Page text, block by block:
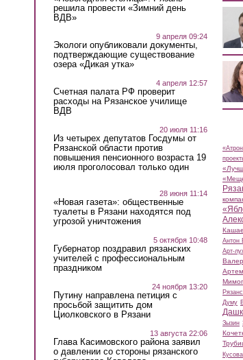
решила провести «Зимний день
ВДВ»
9 апреля 09:24
Экологи опубликовали документы,
подтверждающие существование
озера «Дикая утка»
4 апреля 12:57
Счетная палата РФ проверит
расходы на Рязанское училище
ВДВ
20 июля 11:16
Из четырех депутатов Госдумы от
Рязанской области против
повышения пенсионного возраста 19
июля проголосовал только один
28 июня 11:14
«Новая газета»: общественные
туалеты в Рязани находятся под
угрозой уничтожения
5 октября 10:48
Губернатор поздравил рязанских
учителей с профессиональным
праздником
24 ноября 13:20
Путину направлена петиция с
просьбой защитить дом
Циолковского в Рязани
13 августа 22:06
Глава Касимовского района заявил
о давлении со стороны рязанского
Антон
Арт-
Думу
Зызин
Кусова